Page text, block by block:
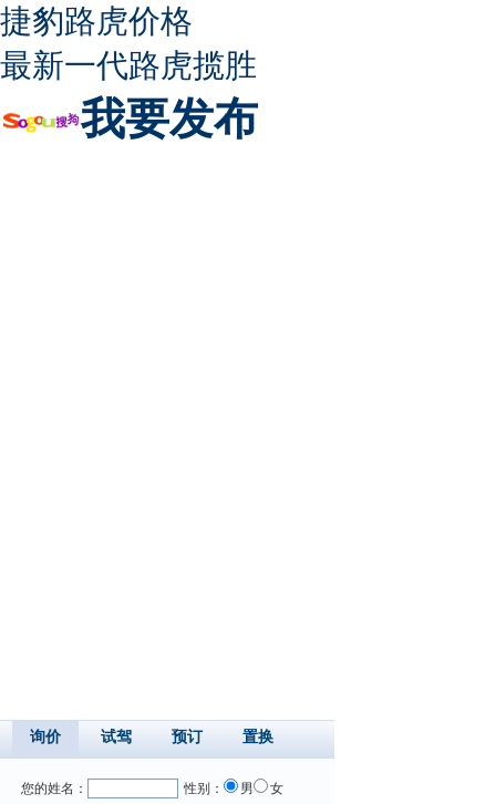
捷豹路虎价格
最新一代路虎揽胜
我要发布
询价 试驾 预订 置换
您的姓名： 性别： 男 女